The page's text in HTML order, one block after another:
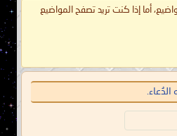
أما إذا كنت تريد تصفح المواضيع